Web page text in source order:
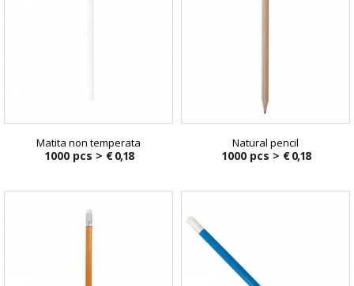
Matita non temperata
1000 pcs > € 0,18
Natural pencil
1000 pcs > € 0,18